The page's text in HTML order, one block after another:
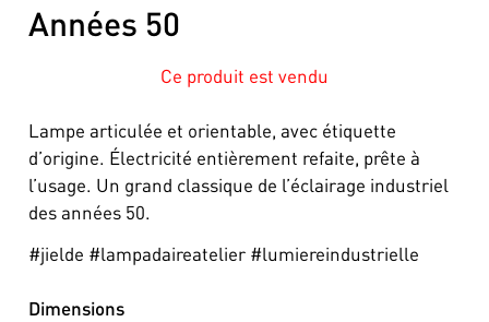
Années 50
Ce produit est vendu
Lampe articulée et orientable, avec étiquette
d’origine. Électricité entièrement refaite, prête à
l’usage. Un grand classique de l’éclairage industriel
des années 50.
#jielde #lampadaireatelier #lumiereindustrielle
Dimensions